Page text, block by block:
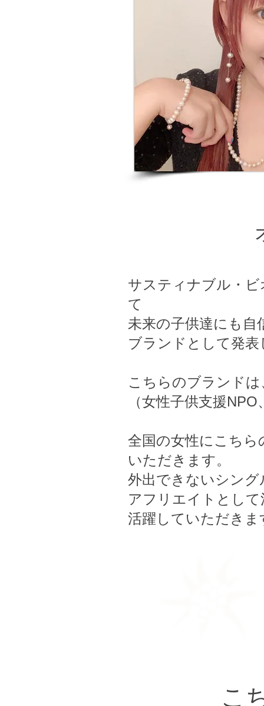
サスティナブル・
て
未来の子供達にも自
ブランドとして発表
こちらのブランド
（女性子供支援
全国の女性にこち
いただきます。
外出できないシン
アフリエイトとし
活躍していただきま
こ